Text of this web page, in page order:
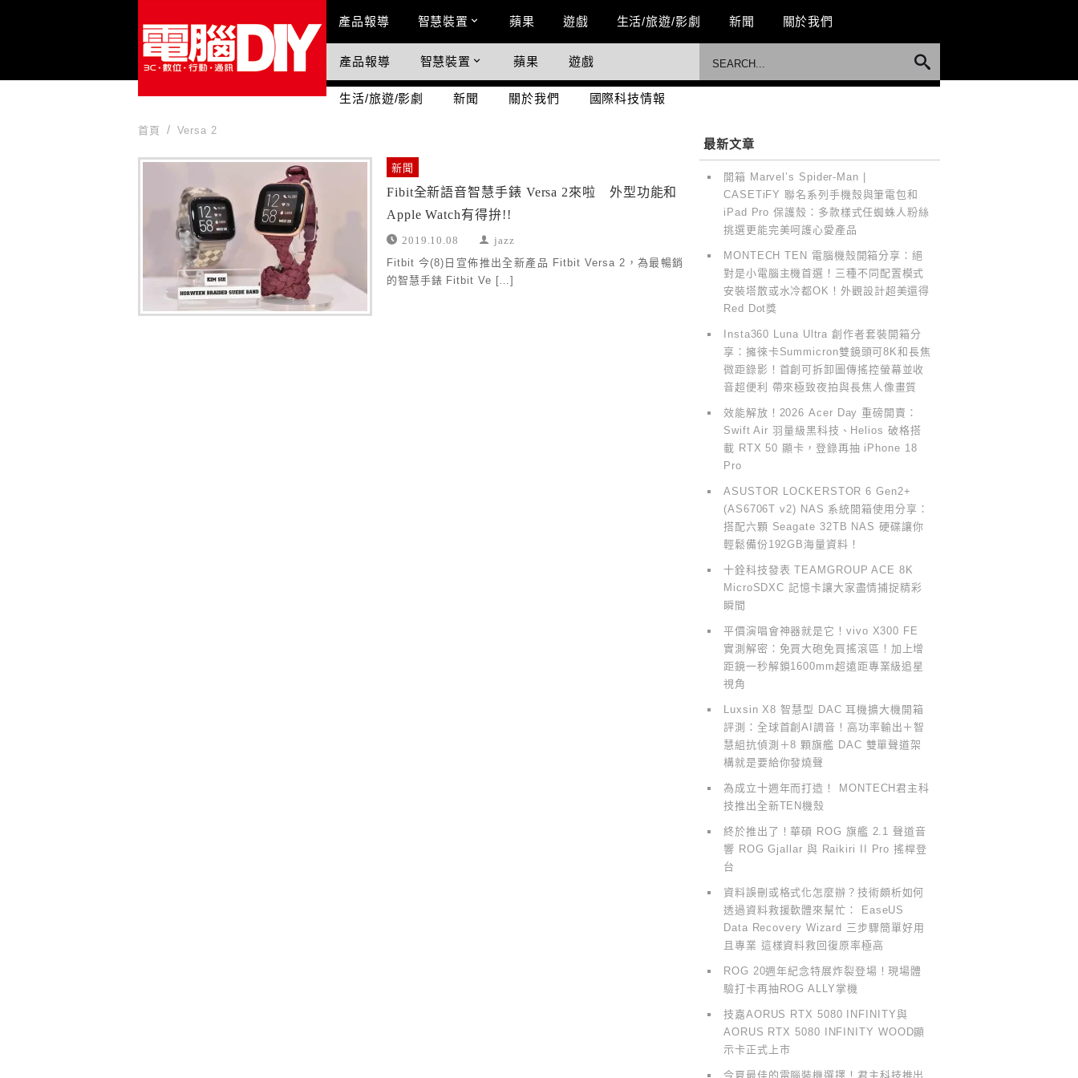
Main Menu
產品報導 智慧裝置 蘋果 遊戲 生活/旅遊/影劇 新聞 關於我們
國際科技情報
產品報導 智慧裝置 蘋果 遊戲
生活/旅遊/影劇 新聞 關於我們 國際科技情報
首頁 Versa 2
新聞
Fibit全新語音智慧手錶 Versa 2來啦 外型功能和
Apple Watch有得拚!!
2019.10.08 jazz
Fitbit 今(8)日宣佈推出全新產品 Fitbit Versa 2，為最暢銷
的智慧手錶 Fitbit Ve […]
最新文章
開箱 Marvel’s Spider-Man |
CASETiFY 聯名系列手機殼與筆電包和
iPad Pro 保護殼：多款樣式任蜘蛛人粉絲
挑選更能完美呵護心愛產品
MONTECH TEN 電腦機殼開箱分享：絕
對是小電腦主機首選！三種不同配置模式
安裝塔散或水冷都OK！外觀設計超美還得
Red Dot獎
Insta360 Luna Ultra 創作者套裝開箱分
享：擁徠卡Summicron雙鏡頭可8K和長焦
微距錄影！首創可拆卸圖傳搖控螢幕並收
音超便利 帶來極致夜拍與長焦人像畫質
效能解放！2026 Acer Day 重磅開賣：
Swift Air 羽量級黑科技、Helios 破格搭
載 RTX 50 顯卡，登錄再抽 iPhone 18
Pro
ASUSTOR LOCKERSTOR 6 Gen2+
(AS6706T v2) NAS 系統開箱使用分享：
搭配六顆 Seagate 32TB NAS 硬碟讓你
輕鬆備份192GB海量資料！
十銓科技發表 TEAMGROUP ACE 8K
MicroSDXC 記憶卡讓大家盡情捕捉精彩
瞬間
平價演唱會神器就是它！vivo X300 FE
實測解密：免買大砲免買搖滾區！加上增
距鏡一秒解鎖1600mm超遠距專業級追星
視角
Luxsin X8 智慧型 DAC 耳機擴大機開箱
評測：全球首創AI調音！高功率輸出＋智
慧組抗偵測＋8 顆旗艦 DAC 雙單聲道架
構就是要給你發燒聲
為成立十週年而打造！ MONTECH君主科
技推出全新TEN機殼
終於推出了！華碩 ROG 旗艦 2.1 聲道音
響 ROG Gjallar 與 Raikiri II Pro 搖桿登
台
資料誤刪或格式化怎麼辦？技術頗析如何
透過資料救援軟體來幫忙： EaseUS
Data Recovery Wizard 三步驟簡單好用
且專業 這樣資料救回復原率極高
ROG 20週年紀念特展炸裂登場！現場體
驗打卡再抽ROG ALLY掌機
技嘉AORUS RTX 5080 INFINITY與
AORUS RTX 5080 INFINITY WOOD顯
示卡正式上市
今夏最佳的電腦裝機選擇！君主科技推出